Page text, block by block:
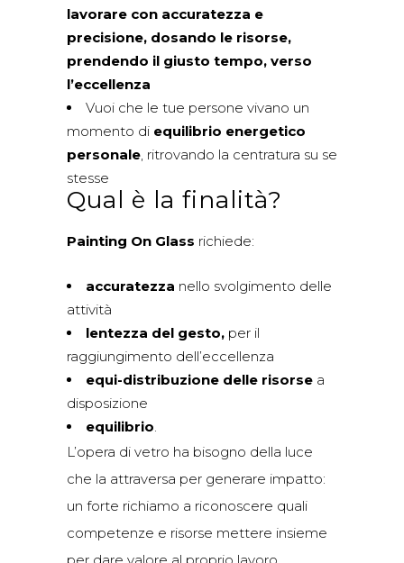
lavorare con accuratezza e
precisione, dosando le risorse,
prendendo il giusto tempo, verso
l’eccellenza
Vuoi che le tue persone vivano un
momento di equilibrio energetico
personale, ritrovando la centratura su se
stesse
Qual è la finalità?
Painting On Glass richiede:
accuratezza nello svolgimento delle
attività
lentezza del gesto, per il
raggiungimento dell’eccellenza
equi-distribuzione delle risorse a
disposizione
equilibrio.
L’opera di vetro ha bisogno della luce
che la attraversa per generare impatto:
un forte richiamo a riconoscere quali
competenze e risorse mettere insieme